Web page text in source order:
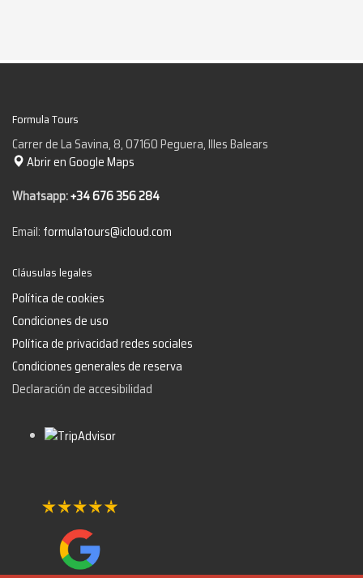
Formula Tours
Carrer de La Savina, 8, 07160 Peguera, Illes Balears
Abrir en Google Maps
Whatsapp:+34 676 356 284
Email: formulatours@icloud.com
Cláusulas legales
Política de cookies
Condiciones de uso
Política de privacidad redes sociales
Condiciones generales de reserva
Declaración de accesibilidad